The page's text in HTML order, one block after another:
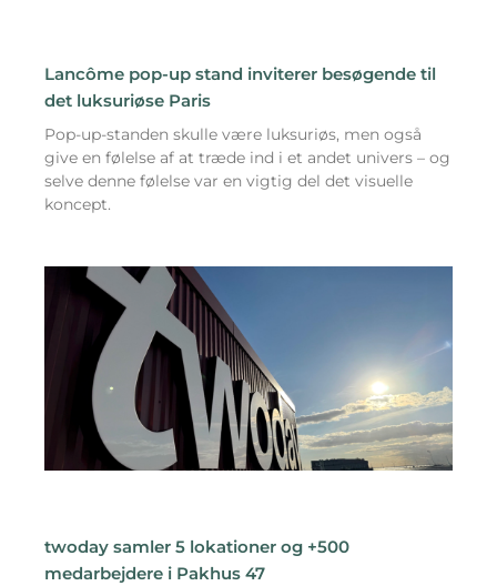
Lancôme pop-up stand inviterer besøgende til
det luksuriøse Paris
Pop-up-standen skulle være luksuriøs, men også
give en følelse af at træde ind i et andet univers – og
selve denne følelse var en vigtig del det visuelle
koncept.
twoday samler 5 lokationer og +500
medarbejdere i Pakhus 47